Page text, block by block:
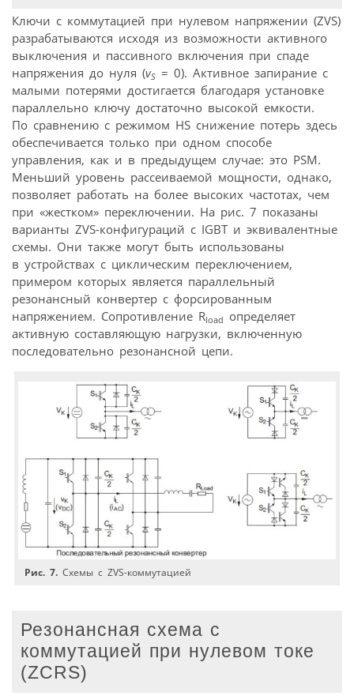
Ключи с коммутацией при нулевом напряжении (ZVS)
разрабатываются исходя из возможности активного
выключения и пассивного включения при спаде
напряжения до нуля (vS = 0). Активное запирание c
малыми потерями достигается благодаря установке
параллельно ключу достаточно высокой емкости.
По сравнению с режимом HS снижение потерь здесь
обеспечивается только при одном способе
управления, как и в предыдущем случае: это PSM.
Меньший уровень рассеиваемой мощности, однако,
позволяет работать на более высоких частотах, чем
при «жестком» переключении. На рис. 7 показаны
варианты ZVS-конфигураций с IGBT и эквивалентные
схемы. Они также могут быть использованы
в устройствах с циклическим переключением,
примером которых является параллельный
резонансный конвертер с форсированным
напряжением. Сопротивление Rload определяет
активную составляющую нагрузки, включенную
последовательно резонансной цепи.
Рис. 7. Схемы с ZVS-коммутацией
Резонансная схема с
коммутацией при нулевом токе
(ZCRS)